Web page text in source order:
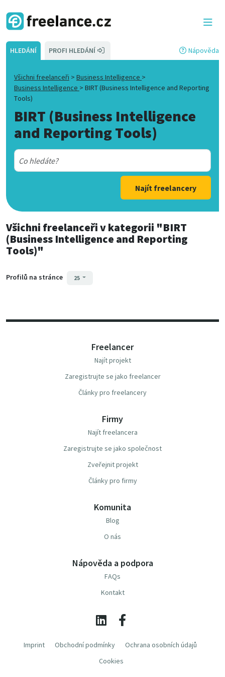
HLEDÁNÍ PROFI HLEDÁNÍ Nápověda
Všichni freelanceři > Business Intelligence >
Business Intelligence > BIRT (Business Intelligence and Reporting
Tools)
BIRT (Business Intelligence
and Reporting Tools)
Najít freelancery
Všichni freelanceřiv kategorii "BIRT
(Business Intelligence and Reporting
Tools)"
Profilů na stránce 25
Freelancer
Najít projekt
Zaregistrujte se jako freelancer
Články pro freelancery
Firmy
Najít freelancera
Zaregistrujte se jako společnost
Zveřejnit projekt
Články pro firmy
Komunita
Blog
O nás
Nápověda a podpora
FAQs
Kontakt
Imprint Obchodní podmínky
Ochrana osobních údajů
Cookies